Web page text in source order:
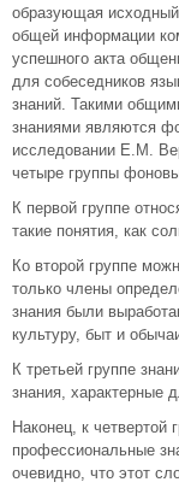
образующая
общей информации
успешного акта
для собеседников
знаний. Такими
знаниями являются
исследовании Е.М.
четыре группы
К первой группе
такие понятия, как
Ко второй группе
только члены
знания были
культуру, быт и
К третьей группе
знания, характерные
Наконец, к четвертой
профессиональные
очевидно, что этот